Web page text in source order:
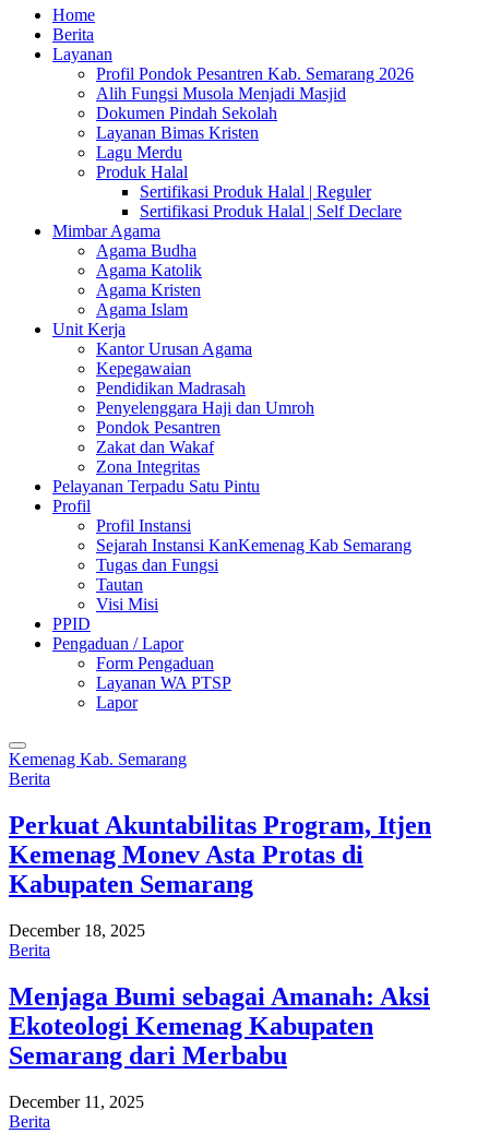
Home
Berita
Layanan
Profil Pondok Pesantren Kab. Semarang 2026
Alih Fungsi Musola Menjadi Masjid
Dokumen Pindah Sekolah
Layanan Bimas Kristen
Lagu Merdu
Produk Halal
Sertifikasi Produk Halal | Reguler
Sertifikasi Produk Halal | Self Declare
Mimbar Agama
Agama Budha
Agama Katolik
Agama Kristen
Agama Islam
Unit Kerja
Kantor Urusan Agama
Kepegawaian
Pendidikan Madrasah
Penyelenggara Haji dan Umroh
Pondok Pesantren
Zakat dan Wakaf
Zona Integritas
Pelayanan Terpadu Satu Pintu
Profil
Profil Instansi
Sejarah Instansi KanKemenag Kab Semarang
Tugas dan Fungsi
Tautan
Visi Misi
PPID
Pengaduan / Lapor
Form Pengaduan
Layanan WA PTSP
Lapor
Kemenag Kab. Semarang
Berita
Perkuat Akuntabilitas Program, Itjen
Kemenag Monev Asta Protas di
Kabupaten Semarang
December 18, 2025
Berita
Menjaga Bumi sebagai Amanah: Aksi
Ekoteologi Kemenag Kabupaten
Semarang dari Merbabu
December 11, 2025
Berita